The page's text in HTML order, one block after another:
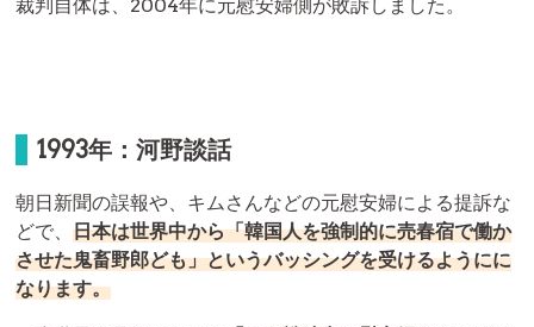
裁判自体は、2004年に元慰安婦側が敗訴しました。
1993年：河野談話
朝日新聞の誤報や、キムさんなどの元慰安婦による提訴な
どで、日本は世界中から「韓国人を強制的に売春宿で働か
させた鬼畜野郎ども」というバッシングを受けるようにに
なります。